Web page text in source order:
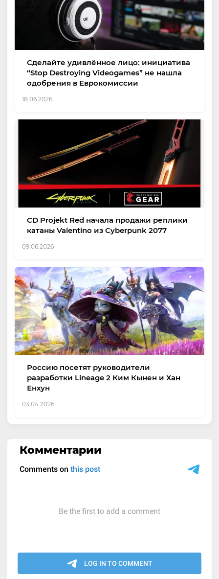
Сделайте удивлённое лицо: инициатива
“Stop Destroying Videogames” не нашла
одобрения в Еврокомиссии
18.06.2026
CD Projekt Red начала продажи реплики
катаны Valentino из Cyberpunk 2077
09.06.2026
Россию посетят руководители
разработки Lineage 2 Ким Кынен и Хан
Енхун
03.04.2026
Комментарии